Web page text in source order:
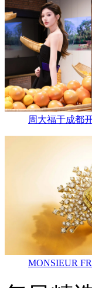
周大福于成都
MONSIEUR